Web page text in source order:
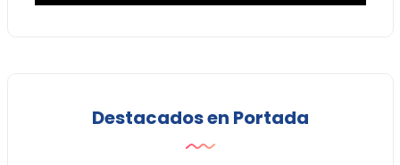
Destacados en Portada